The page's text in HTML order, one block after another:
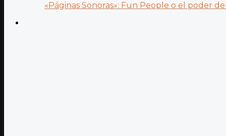
«Páginas Sonoras»: Fun People o el poder